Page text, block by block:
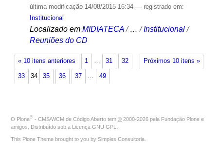
última modificação14/08/2015 16:34 — registrado em:
Institucional
Localizado em MIDIATECA /…/Institucional /
Reuniões do CD
« 10 itens anteriores Próximos 10 itens »
1 … 31 32
33 34 35 36 37 … 49
O Plone® - CMS/WCM de Código Aberto tem © 2000-2026 pela Fundação Plone e
amigos. Distribuído sob a Licença GNU GPL
This Plone Theme brought to you by Simples Consultoria